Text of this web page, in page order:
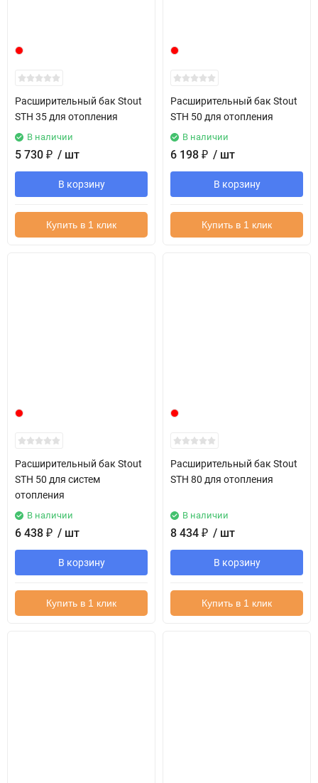
Расширительный бак Stout
STH 35 для отопления
В наличии
5 730 ₽ / шт
В корзину
Купить в 1 клик
Расширительный бак Stout
STH 50 для отопления
В наличии
6 198 ₽ / шт
В корзину
Купить в 1 клик
Расширительный бак Stout
STH 50 для систем
отопления
В наличии
6 438 ₽ / шт
В корзину
Купить в 1 клик
Расширительный бак Stout
STH 80 для отопления
В наличии
8 434 ₽ / шт
В корзину
Купить в 1 клик